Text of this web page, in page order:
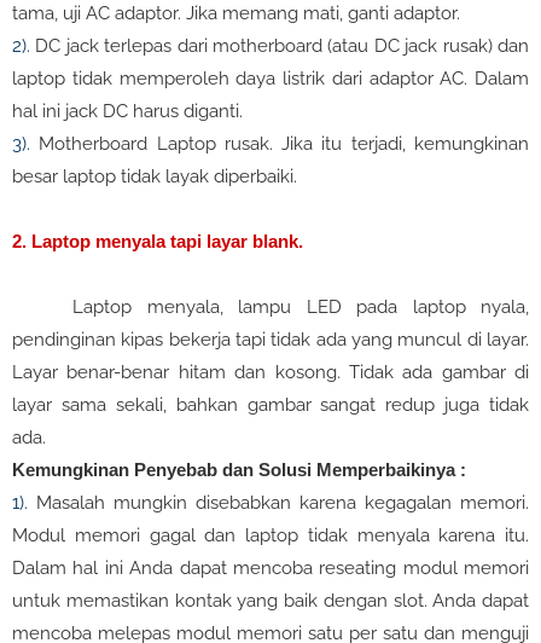
tama, uji AC adaptor. Jika memang mati, ganti adaptor.
2). DC jack terlepas dari motherboard (atau DC jack rusak) dan
laptop tidak memperoleh daya listrik dari adaptor AC. Dalam
hal ini jack DC harus diganti.
3). Motherboard Laptop rusak. Jika itu terjadi, kemungkinan
besar laptop tidak layak diperbaiki.
2. Laptop menyala tapi layar blank.
Laptop menyala, lampu LED pada laptop nyala,
pendinginan kipas bekerja tapi tidak ada yang muncul di layar.
Layar benar-benar hitam dan kosong. Tidak ada gambar di
layar sama sekali, bahkan gambar sangat redup juga tidak
ada.
Kemungkinan Penyebab dan Solusi Memperbaikinya :
1). Masalah mungkin disebabkan karena kegagalan memori.
Modul memori gagal dan laptop tidak menyala karena itu.
Dalam hal ini Anda dapat mencoba reseating modul memori
untuk memastikan kontak yang baik dengan slot. Anda dapat
mencoba melepas modul memori satu per satu dan menguji